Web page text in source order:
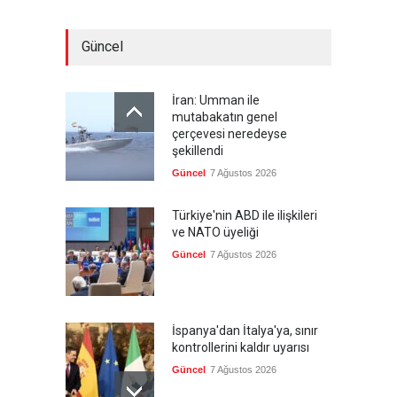
Güncel
İran: Umman ile
mutabakatın genel
çerçevesi neredeyse
şekillendi
Güncel 7 Ağustos 2026
Türkiye'nin ABD ile ilişkileri
ve NATO üyeliği
Güncel 7 Ağustos 2026
İspanya'dan İtalya'ya, sınır
kontrollerini kaldır uyarısı
Güncel 7 Ağustos 2026